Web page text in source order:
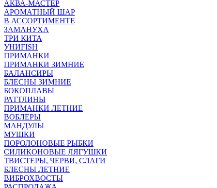
АКВА-МАСТЕР
АРОМАТНЫЙ ШАР
В АССОРТИМЕНТЕ
ЗАМАНУХА
ТРИ КИТА
УНИFISH
ПРИМАНКИ
ПРИМАНКИ ЗИМНИЕ
БАЛАНСИРЫ
БЛЕСНЫ ЗИМНИЕ
БОКОПЛАВЫ
РАТТЛИНЫ
ПРИМАНКИ ЛЕТНИЕ
ВОБЛЕРЫ
МАНДУЛЫ
МУШКИ
ПОРОЛОНОВЫЕ РЫБКИ
СИЛИКОНОВЫЕ ЛЯГУШКИ
ТВИСТЕРЫ, ЧЕРВИ, СЛАГИ
БЛЕСНЫ ЛЕТНИЕ
ВИБРОХВОСТЫ